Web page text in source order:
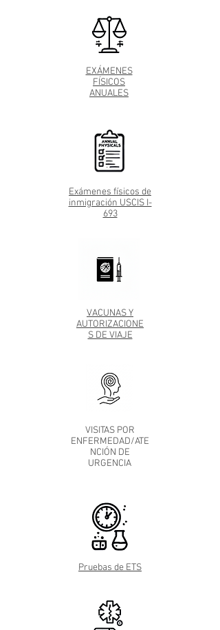
EXÁMENES
FÍSICOS
ANUALES
Exámenes físicos de
inmigración USCIS I-
693
VACUNAS Y
AUTORIZACIONE
S DE VIAJE
VISITAS POR
ENFERMEDAD/ATE
NCIÓN DE
URGENCIA
Pruebas de ETS